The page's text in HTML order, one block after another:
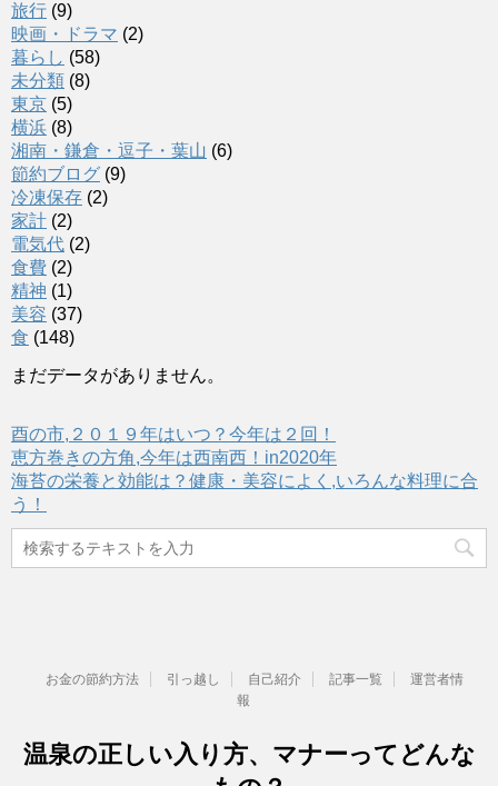
旅行 (9)
映画・ドラマ (2)
暮らし (58)
未分類 (8)
東京 (5)
横浜 (8)
湘南・鎌倉・逗子・葉山 (6)
節約ブログ (9)
冷凍保存 (2)
家計 (2)
電気代 (2)
食費 (2)
精神 (1)
美容 (37)
食 (148)
まだデータがありません。
酉の市,２０１９年はいつ？今年は２回！
恵方巻きの方角,今年は西南西！in2020年
海苔の栄養と効能は？健康・美容によく,いろんな料理に合
う！
お金の節約方法 引っ越し 自己紹介 記事一覧
運営者情
報
温泉の正しい入り方、マナーってどんな